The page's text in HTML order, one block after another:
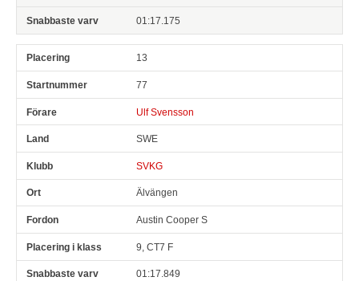
01:17.175
13
77
Ulf Svensson
SWE
SVKG
Älvängen
Austin Cooper S
9, CT7 F
01:17.849